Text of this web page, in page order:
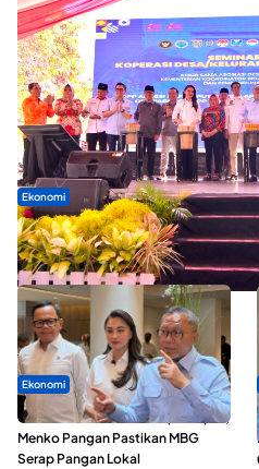
Ekonomi
Seminar di Ternate, Mendes
Kopdes Merah Putih
Ekonomi
SPPG di Maluku Utara Dipercepat,
Menko Pangan Pastikan MBG
Serap Pangan Lokal